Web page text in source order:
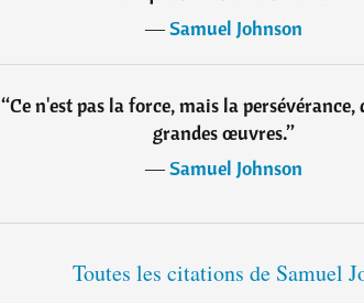
―Samuel Johnson
“Ce n'est pas la force, mais la
grandes œuvres.”
―Samuel Johnson
Toutes les citations de Samuel